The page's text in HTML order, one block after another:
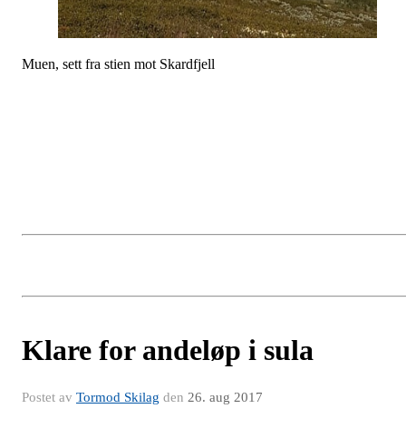
Muen, sett fra stien mot Skardfjell
Klare for andeløp i sula
Postet av Tormod Skilag den 26. aug 2017